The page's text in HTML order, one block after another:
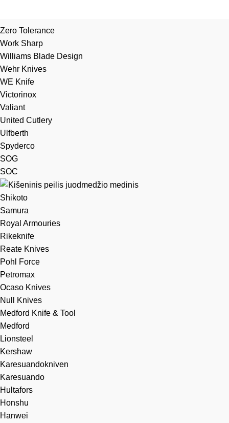
Zero Tolerance
Work Sharp
Williams Blade Design
Wehr Knives
WE Knife
Victorinox
Valiant
United Cutlery
Ulfberth
Spyderco
SOG
SOC
Shikoto
Samura
Royal Armouries
Rikeknife
Reate Knives
Pohl Force
Petromax
Ocaso Knives
Null Knives
Medford Knife & Tool
Medford
Lionsteel
Kershaw
Karesuandokniven
Karesuando
Hultafors
Honshu
Hanwei